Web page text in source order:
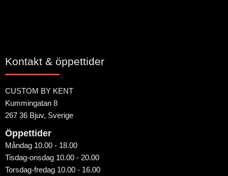
Kontakt & öppettider
CUSTOM BY KENT
Kummingatan 8
267 36 Bjuv, Sverige
Öppettider
Måndag 10.00 - 18.00
Tisdag-onsdag 10.00 - 20.00
Torsdag-fredag 10.00 - 16.00